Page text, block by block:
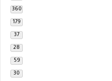
360
179
37
28
59
30